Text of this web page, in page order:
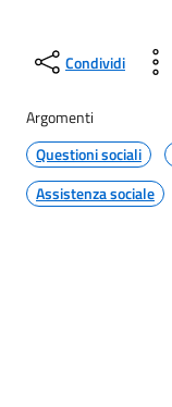
Condividi
Argomenti
Questioni sociali
Assistenza sociale